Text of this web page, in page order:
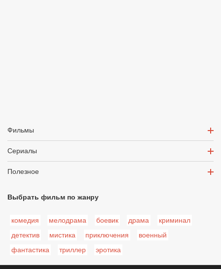
Фильмы
Сериалы
Полезное
Выбрать фильм по жанру
комедия мелодрама боевик драма
криминал
детектив
мистика приключения
военный
фантастика
триллер эротика